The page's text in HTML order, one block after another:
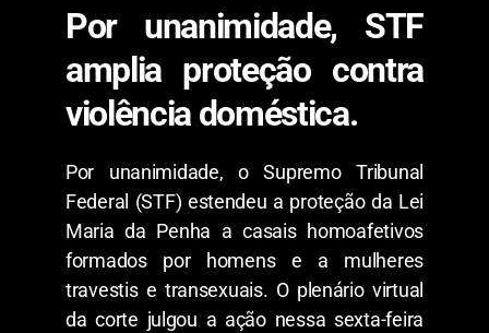
Por unanimidade, STF
amplia proteção contra
violência doméstica.
Por unanimidade, o Supremo Tribunal
Federal (STF) estendeu a proteção da Lei
Maria da Penha a casais homoafetivos
formados por homens e a mulheres
travestis e transexuais. O plenário virtual
da corte julgou a ação nessa sexta-feira